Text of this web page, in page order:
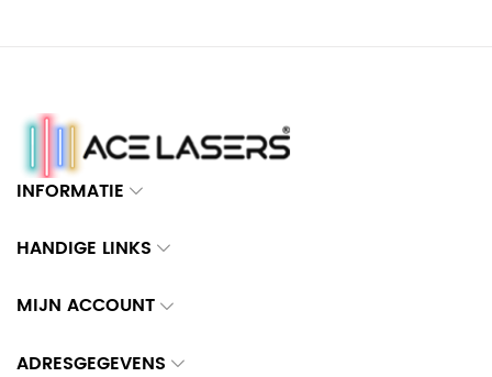
INFORMATIE
HANDIGE LINKS
MIJN ACCOUNT
ADRESGEGEVENS